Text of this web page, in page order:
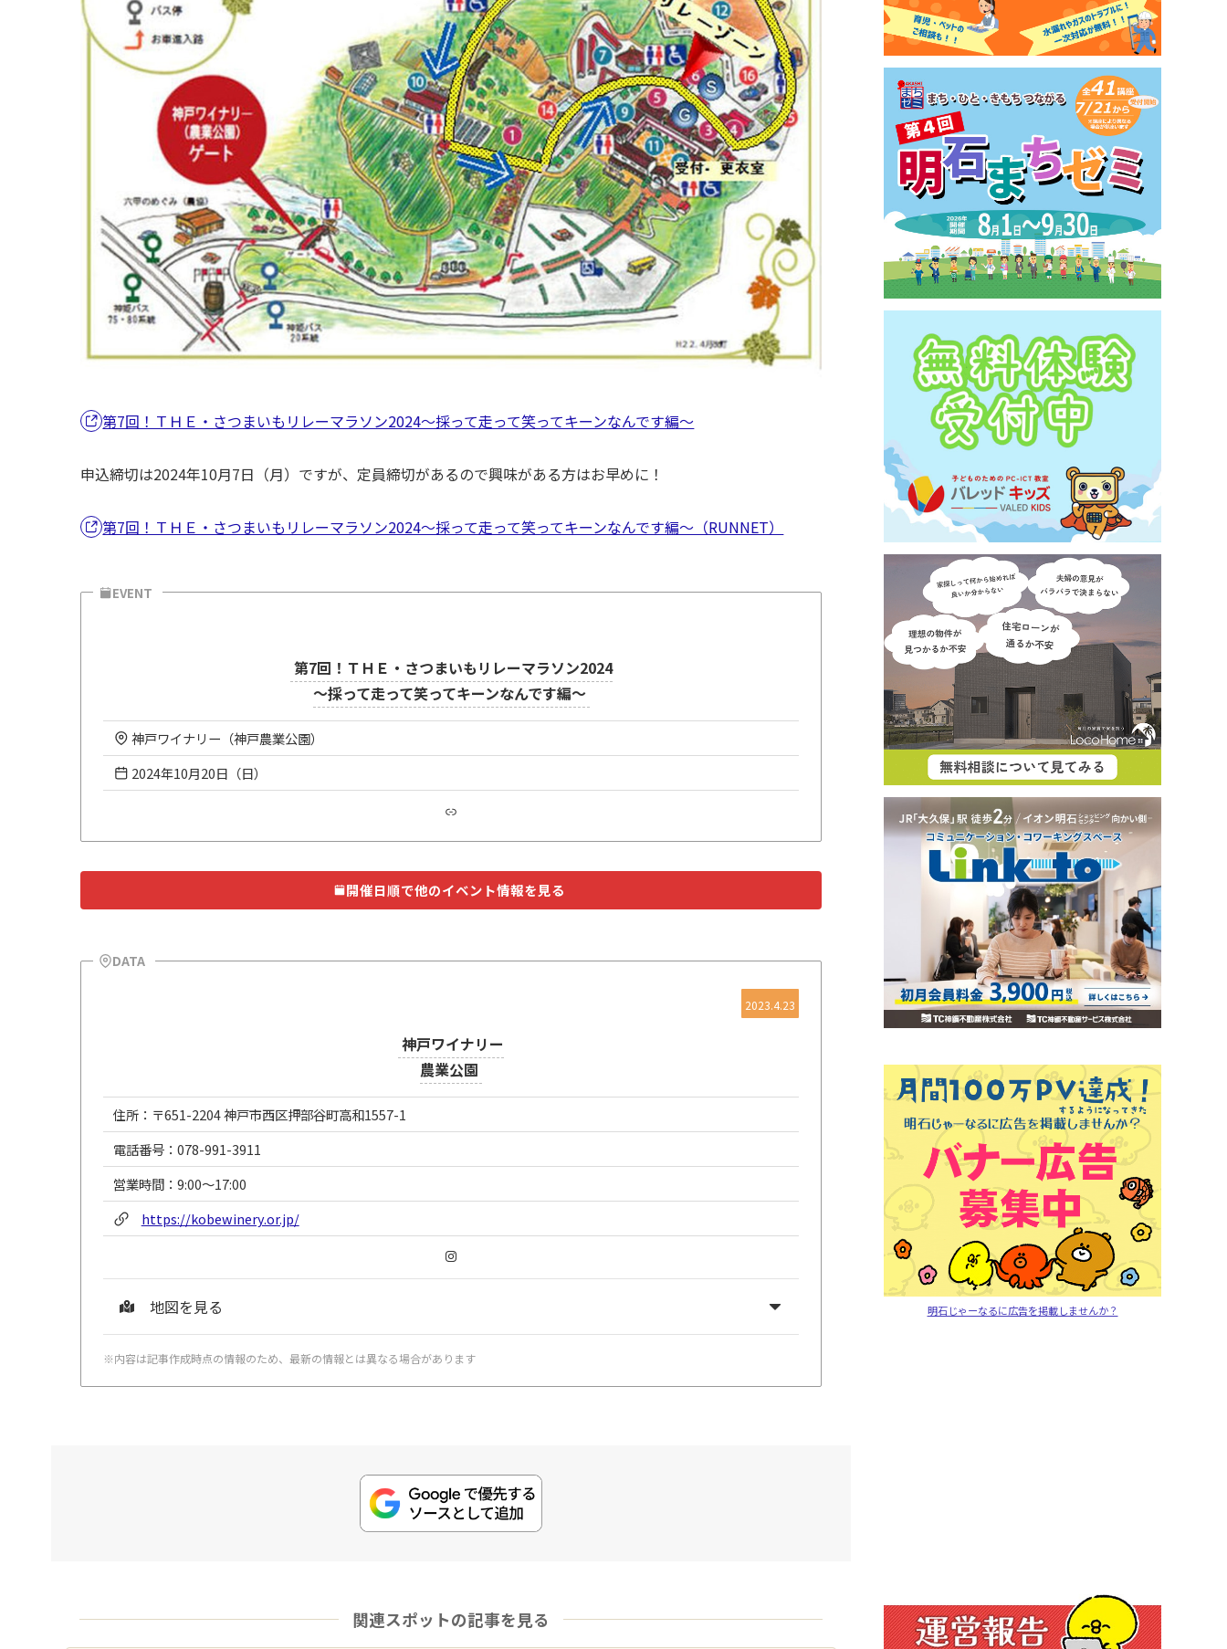
第7回！ＴＨＥ・さつまいもリレーマラソン2024～採って走って笑ってキーンなんです編～
申込締切は2024年10月7日（月）ですが、定員締切があるので興味がある方はお早めに！
第7回！ＴＨＥ・さつまいもリレーマラソン2024～採って走って笑ってキーンなんです編～（RUNNET）
EVENT
第7回！ＴＨＥ・さつまいもリレーマラソン2024
～採って走って笑ってキーンなんです編～
神戸ワイナリー（神戸農業公園）
2024年10月20日（日）
リンク
開催日順で他のイベント情報を見る
DATA
2023.4.23
神戸ワイナリー
農業公園
住所：〒651-2204 神戸市西区押部谷町高和1557-1
電話番号：078-991-3911
営業時間：9:00～17:00
https://kobewinery.or.jp/
Instagram
地図を見る
※内容は記事作成時点の情報のため、最新の情報とは異なる場合があります
関連スポットの記事を見る
明石じゃーなるに広告を掲載しませんか？